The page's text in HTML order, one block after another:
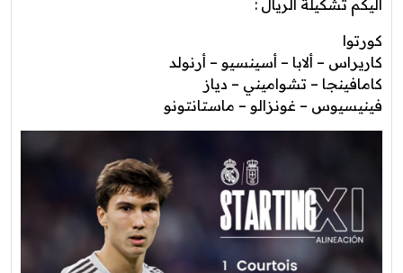
اليكم تشكيلة الريال :
كورتوا
كاريراس – ألابا – أسينسيو – أرنولد
كامافينجا – تشواميني – دياز
فينيسيوس – غونزالو – ماستانتونو